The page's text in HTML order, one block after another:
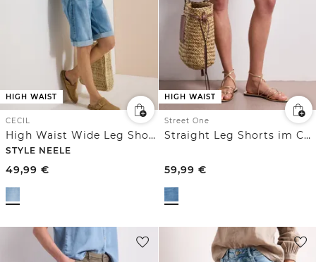
HIGH WAIST
CECIL
High Waist Wide Leg Shorts im Loose Fit
STYLE NEELE
49,99 €
HIGH WAIST
Street One
Straight Leg Shorts im Casual Fit
59,99 €